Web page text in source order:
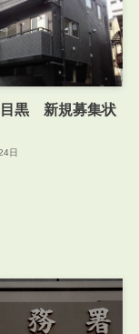
目黒 新規募集状
日